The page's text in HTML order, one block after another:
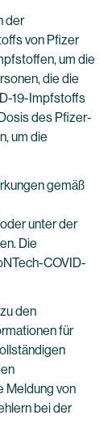
der
von Pfizer
um die
die die
19-Impfstoffs
des Pfizer-
um die
gemäß
unter der
Die
COVID-
den
für
Meldung von
bei der